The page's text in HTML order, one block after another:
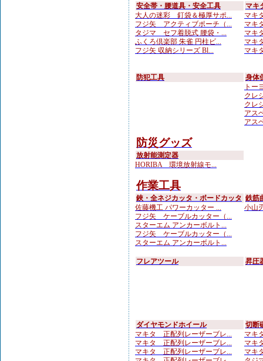
安全帯・腰道具・安全工具
大人の迷彩 釘袋＆極厚サポ...
フジ矢 アクティブポーチ（...
タジマ セフ着脱式 腰袋・...
ふくろ倶楽部 朱雀 円柱ビ...
フジ矢 収納シリーズ Bl...
マキ
マキ
マキ
マキ
マキ
マキ
防犯工具
身体
トー
クレ
クレ
アス
アス
防災グッズ
放射能測定器
HORIBA 環境放射線モ...
作業工具
鋏・全ネジカッタ・ボードカッタ
佐藤機工 パワーカッター ...
フジ矢 ケーブルカッター（...
スターエム アンカーボルト...
フジ矢 ケーブルカッター（...
スターエム アンカーボルト...
鉄筋
小山
フレアツール 昇圧
ダイヤモンドホイール
マキタ 正配列レーザーブレ...
マキタ 正配列レーザーブレ...
マキタ 正配列レーザーブレ...
切断
マキ
マキ
マキ